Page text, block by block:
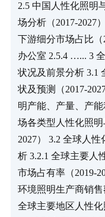
2.5 中国人性化照明
场分析（2017-2027
下游细分市场占比（
办公室 2.5.4 …... 3
状况及前景分析 3.1
状及预测（2017-
明产能、产量、产能
场各类型人性化照
2027） 3.2 全球人
析 3.2.1 全球主要人
市场占有率（2019-
环境照明生产商销售
全球主要地区人性